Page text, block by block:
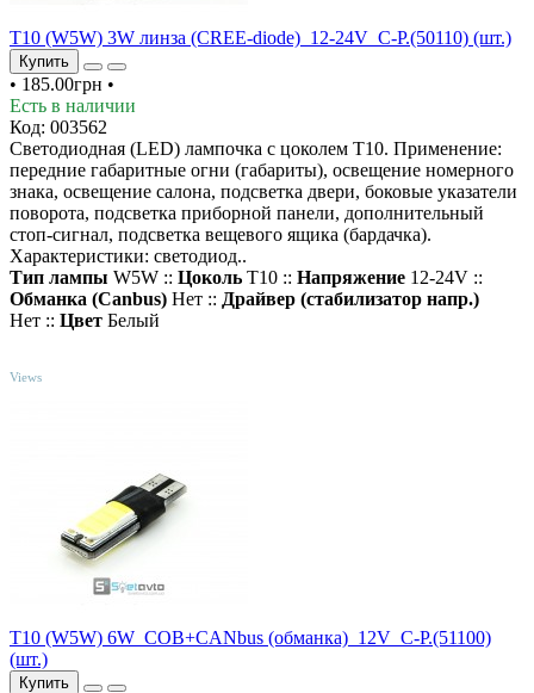
T10 (W5W) 3W линза (CREE-diode)_12-24V_C-P.(50110) (шт.)
Купить
• 185.00грн •
Есть в наличии
Код: 003562
Светодиодная (LED) лампочка с цоколем T10. Применение:
передние габаритные огни (габариты), освещение номерного
знака, освещение салона, подсветка двери, боковые указатели
поворота, подсветка приборной панели, дополнительный
стоп-сигнал, подсветка вещевого ящика (бардачка).
Характеристики: светодиод..
Тип лампы W5W :: Цоколь T10 :: Напряжение 12-24V ::
Обманка (Canbus) Нет :: Драйвер (cтабилизатор напр.)
Нет :: Цвет Белый
Views
T10 (W5W) 6W_COB+CANbus (обманка)_12V_C-P.(51100)
(шт.)
Купить